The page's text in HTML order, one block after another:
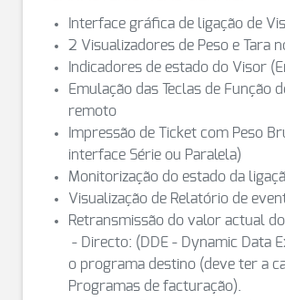
Interface gráfica de ligação de
2 Visualizadores de Peso e Tara
Indicadores de estado do Visor
Emulação das Teclas de
remoto
Impressão de Ticket com Peso
interface Série ou Paralela)
Monitorização do estado da
Visualização de Relatório de
Retransmissão do valor actual
- Directo: (DDE - Dynamic Data
o programa destino (deve ter a
Programas de facturação).